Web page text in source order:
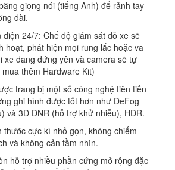
giọng nói (tiếng Anh) để rảnh tay
dài.
24/7: Chế độ giám sát đỗ xe sẽ
hoạt, phát hiện mọi rung lắc hoặc va
xe đang đứng yên và camera sẽ tự
thêm Hardware Kit)
trang bị một số công nghệ tiên tiến
ghi hình được tốt hơn như DeFog
và 3D DNR (hỗ trợ khử nhiễu), HDR.
cực kì nhỏ gọn, không chiếm
và không cản tầm nhìn.
hỗ trợ nhiều phần cứng mở rộng đặc